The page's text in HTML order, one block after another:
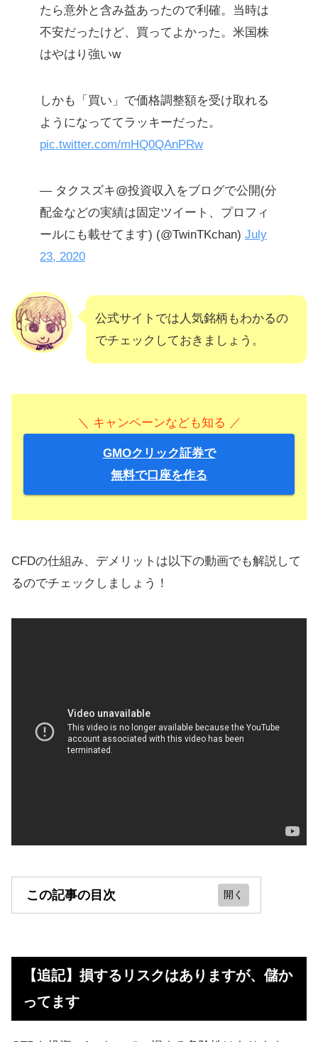
たら意外と含み益あったので利確。当時は
不安だったけど、買ってよかった。米国株
はやはり強いw
しかも「買い」で価格調整額を受け取れる
ようになっててラッキーだった。
pic.twitter.com/mHQ0QAnPRw
— タクスズキ@投資収入をブログで公開(分
配金などの実績は固定ツイート、プロフィ
ールにも載せてます) (@TwinTKchan) July
23, 2020
公式サイトでは人気銘柄もわかるの
でチェックしておきましょう。
＼ キャンペーンなども知る ／
GMOクリック証券で
無料で口座を作る
CFDの仕組み、デメリットは以下の動画でも解説して
るのでチェックしましょう！
この記事の目次
が、儲かってます
CFD取引とは？少額でハイリター
ン？
【追記】損するリスクはありますが、儲か
ってます